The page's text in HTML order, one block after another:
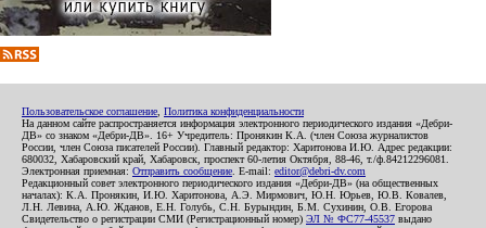
Пользовательское соглашение Политика конфиденциальности
На данном сайте распространяется информация электронного периодического издания «Дебри-
ДВ» со знаком «Дебри-ДВ». 16+ Учредитель: Пронякин К.А. (член Союза журналистов
России, член Союза писателей России). Главный редактор: Харитонова И.Ю. Адрес редакции:
680032, Хабаровский край, Хабаровск, проспект 60-летия Октября, 88-46, т./ф.84212296081.
Электронная приемная: Отправить сообщение . E-mail: editor@debri-dv.com
Редакционный совет электронного периодического издания «Дебри-ДВ» (на общественных
началах): К.А. Пронякин, И.Ю. Харитонова, А.Э. Мирмович, Ю.Н. Юрьев, Ю.В. Ковалев,
Л.Н. Левина, А.Ю. Жданов, Е.Н. Голубь, С.Н. Бурындин, Б.М. Сухинин, О.В. Егорова
Свидетельство о регистрации СМИ (Регистрационный номер) ЭЛ № ФС77-45537 выдано